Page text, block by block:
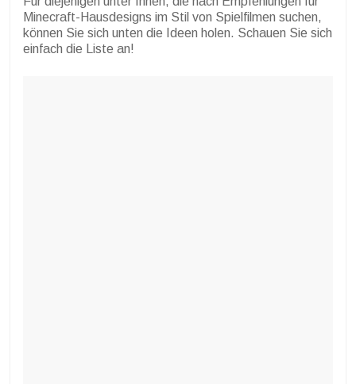
Minecraft-Hausdesigns im Stil von Spielfilmen suchen,
können Sie sich unten die Ideen holen. Schauen Sie sich
einfach die Liste an!